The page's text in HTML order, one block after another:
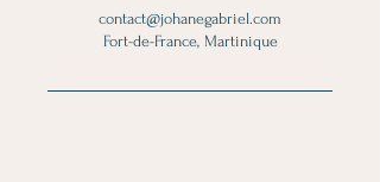
contact@johanegabriel.com
Fort-de-France, Martinique